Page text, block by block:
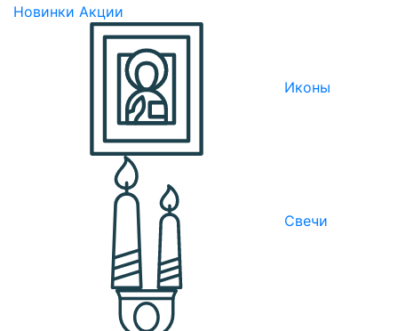
Новинки Акции
Иконы
Свечи